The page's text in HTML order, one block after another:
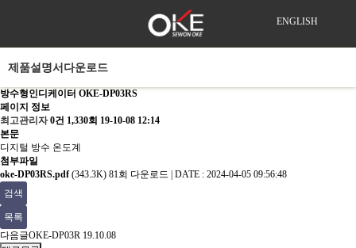
ENGLISH
제품설명서다운로드
방수형인디케이터 OKE-DP03RS
페이지 정보
최고관리자 0건 1,330회 19-10-08 12:14
본문
디지털 방수 온도계
첨부파일
oke-DP03RS.pdf (343.3K) 81회 다운로드 | DATE : 2024-04-05 09:56:48
검색
목록
다음글OKE-DP03R 19.10.08